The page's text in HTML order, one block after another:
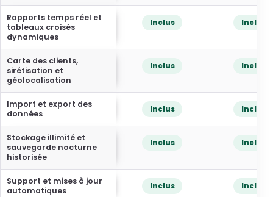
Rapports temps réel et
tableaux croisés
dynamiques
Inclus Inclus
Carte des clients,
sirétisation et
géolocalisation
Inclus Inclus
Import et export des
données
Inclus Inclus
Stockage illimité et
sauvegarde nocturne
historisée
Inclus Inclus
Support et mises à jour
automatiques
Inclus Inclus